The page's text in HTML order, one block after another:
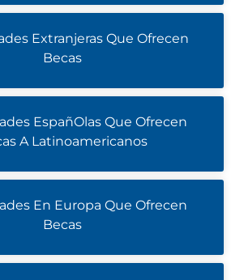
Extranjeras Que Ofrecen
Becas
EspañOlas Que Ofrecen
A Latinoamericanos
En Europa Que Ofrecen
Becas